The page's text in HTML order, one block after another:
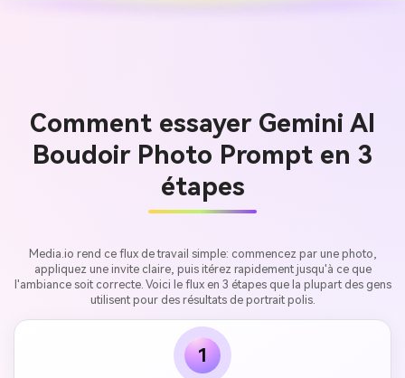
Comment essayer Gemini AI
Boudoir Photo Prompt en 3
étapes
Media.io rend ce flux de travail simple: commencez par une photo,
appliquez une invite claire, puis itérez rapidement jusqu'à ce que
l'ambiance soit correcte. Voici le flux en 3 étapes que la plupart des gens
utilisent pour des résultats de portrait polis.
1